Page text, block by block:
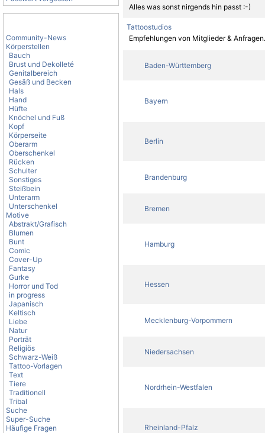
Community-News
Körperstellen
Bauch
Brust und Dekolleté
Genitalbereich
Gesäß und Becken
Hals
Hand
Hüfte
Knöchel und Fuß
Kopf
Körperseite
Oberarm
Oberschenkel
Rücken
Schulter
Sonstiges
Steißbein
Unterarm
Unterschenkel
Motive
Abstrakt/Grafisch
Blumen
Bunt
Comic
Cover-Up
Fantasy
Gurke
Horror und Tod
in progress
Japanisch
Keltisch
Liebe
Natur
Porträt
Religiös
Schwarz-Weiß
Tattoo-Vorlagen
Text
Tiere
Traditionell
Tribal
Suche
Super-Suche
Häufige Fragen
Alles was sonst nirgends hin passt :-)
Tattoostudios
Empfehlungen von Mitglieder & Anfragen.
Baden-Württemberg
Bayern
Berlin
Brandenburg
Bremen
Hamburg
Hessen
Mecklenburg-Vorpommern
Niedersachsen
Nordrhein-Westfalen
Rheinland-Pfalz